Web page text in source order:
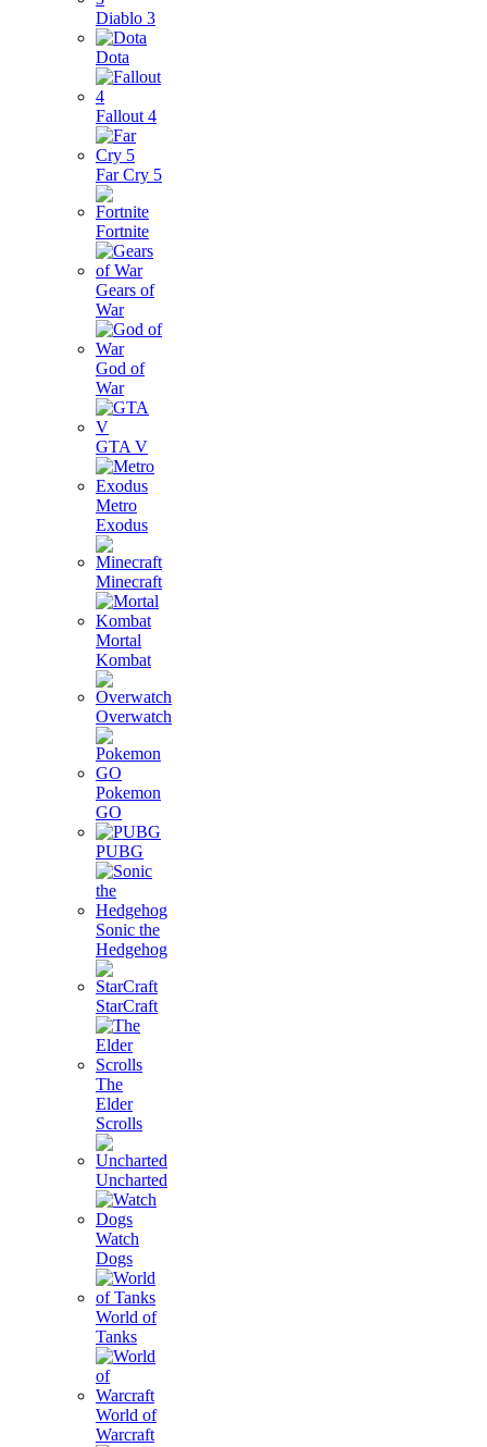
Diablo 3
Dota
Fallout 4
Far Cry 5
Fortnite
Gears of
War
God of
War
GTA V
Metro
Exodus
Minecraft
Mortal
Kombat
Overwatch
Pokemon
GO
PUBG
Sonic the
Hedgehog
StarCraft
The
Elder
Scrolls
Uncharted
Watch
Dogs
World of
Tanks
World of
Warcraft